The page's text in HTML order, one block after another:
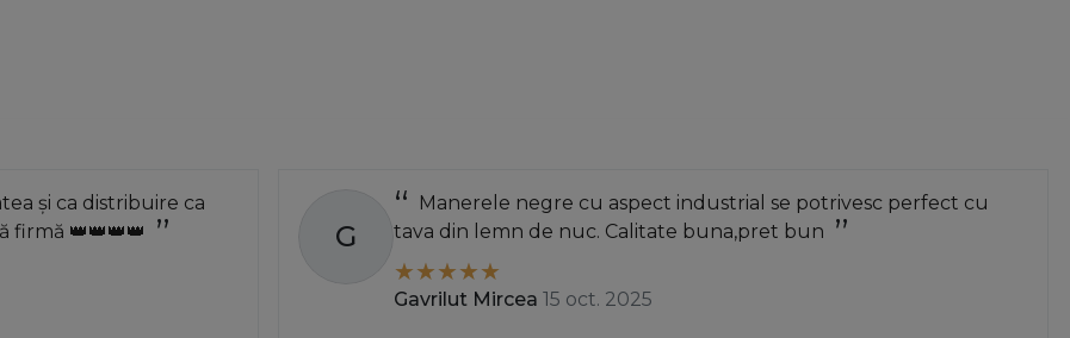
și ca distribuire ca
👑👑👑👑
G
Manerele negre cu aspect industrial se potrivesc perfect cu
tava din lemn de nuc. Calitate buna,pret bun
Gavrilut Mircea 15 oct. 2025